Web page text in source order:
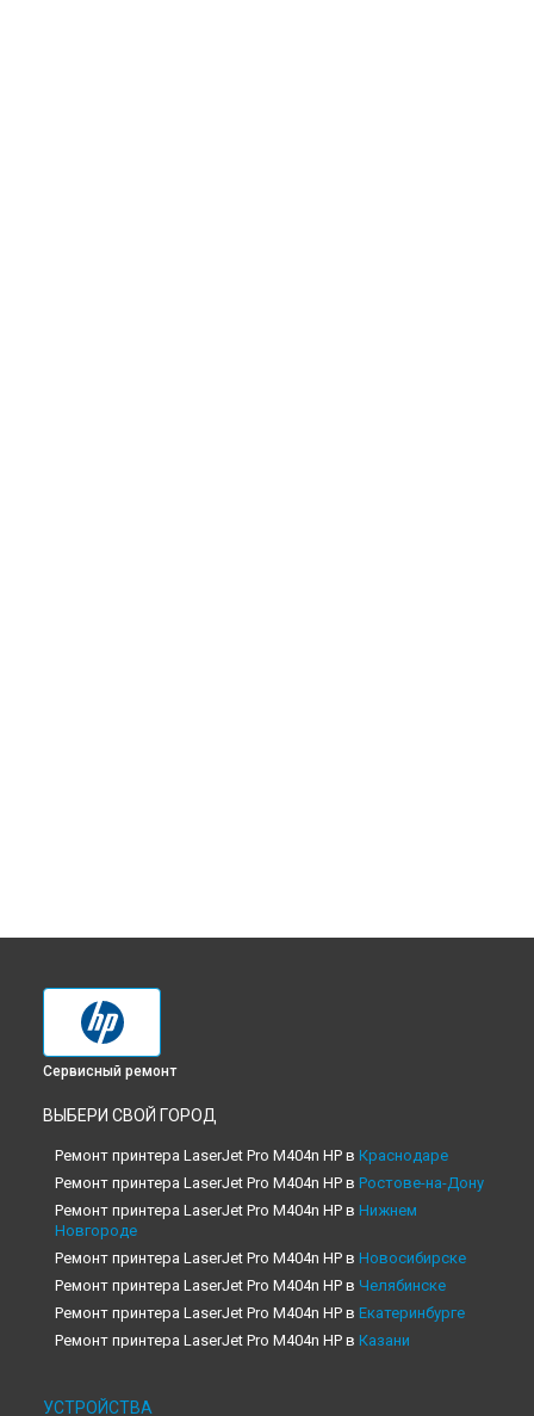
Сервисный ремонт
ВЫБЕРИ СВОЙ ГОРОД
Ремонт принтера LaserJet Pro M404n HP в Краснодаре
Ремонт принтера LaserJet Pro M404n HP в Ростове-на-Дону
Ремонт принтера LaserJet Pro M404n HP в Нижнем
Новгороде
Ремонт принтера LaserJet Pro M404n HP в Новосибирске
Ремонт принтера LaserJet Pro M404n HP в Челябинске
Ремонт принтера LaserJet Pro M404n HP в Екатеринбурге
Ремонт принтера LaserJet Pro M404n HP в Казани
Ремонт принтера LaserJet Pro M404n HP в
УСТРОЙСТВА